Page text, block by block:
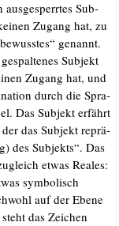
aus­ge­sperr­tes Sub­
Zugang hat, zu
genannt.
Sub­jekt
Zugang hat, und
durch die Spra­
Das Sub­jekt erfährt
das Sub­jekt reprä­
des Sub­jekts“. Das
etwas Rea­les:
sym­bo­lisch
auf der Ebe­ne
das Zei­chen